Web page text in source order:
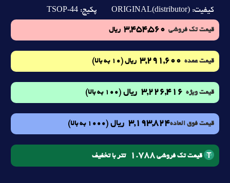
کیفیت: ORIGINAL(distributor) پکیج: TSOP-44
قیمت تک فروشی 3,454,560 ریال
قیمت عمده 3,291,600 ریال (10 به بالا)
قیمت ویژه 3,226,416 ریال (100 به بالا)
قیمت فوق العاده3,193,824 ریال (1000 به بالا)
قیمت تک فروشی 1.788 تتر با تخفیف